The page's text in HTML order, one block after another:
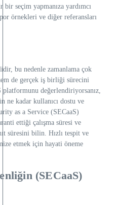
seçim yapmanıza yardımcı
örnekleri ve diğer referansları
bu nedenle zamanlama çok
de gerçek iş birliği sürecini
değerlendiriyorsanız,
ne kadar kullanıcı dostu ve
as a Service (SECaaS)
ettiği çalışma süresi ve
süresini bilin. Hızlı tespit ve
etmek için hayati öneme
(SECaaS)